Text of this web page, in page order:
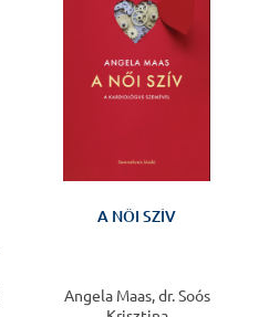
A NŐI SZÍV
Angela Maas, dr. Soós